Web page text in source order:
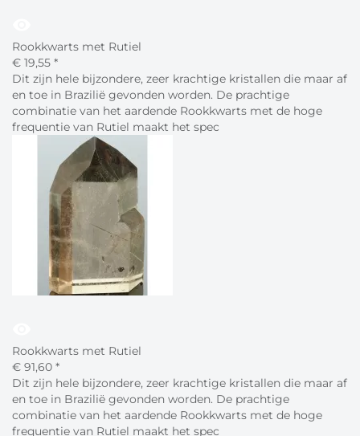
Rookkwarts met Rutiel
€ 19,55 *
Dit zijn hele bijzondere, zeer krachtige kristallen die maar af
en toe in Brazilië gevonden worden. De prachtige
combinatie van het aardende Rookkwarts met de hoge
frequentie van Rutiel maakt het spec
Rookkwarts met Rutiel
€ 91,60 *
Dit zijn hele bijzondere, zeer krachtige kristallen die maar af
en toe in Brazilië gevonden worden. De prachtige
combinatie van het aardende Rookkwarts met de hoge
frequentie van Rutiel maakt het spec